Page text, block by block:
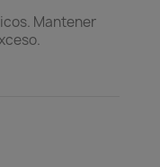
Mantener